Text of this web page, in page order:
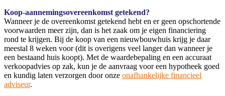
Koop-aannemingsovereenkomst getekend?
Wanneer je de overeenkomst getekend hebt en er geen opschortende
voorwaarden meer zijn, dan is het zaak om je eigen financiering
rond te krijgen. Bij de koop van een nieuwbouwhuis krijg je daar
meestal 8 weken voor (dit is overigens veel langer dan wanneer je
een bestaand huis koopt). Met de waardebepaling en een accuraat
verkoopadvies op zak, kun je de aanvraag voor een hypotheek goed
en kundig laten verzorgen door onze onafhankelijke financieel
adviseur.